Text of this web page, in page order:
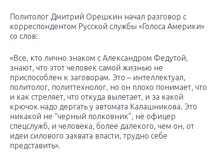
Политолог Дмитрий Орешкин начал разговор с
корреспондентом Русской службы «Голоса Америки»
со слов:
«Все, кто лично знаком с Александром Федутой,
знают, что этот человек самой жизнью не
приспособлен к заговорам. Это – интеллектуал,
политолог, политтехнолог, но он плохо понимает, что
и как стреляет, что откуда вылетает, и за какой
крючок надо дергать у автомата Калашникова. Это
никакой не “черный полковник”, не офицер
спецслужб, и человека, более далекого, чем он, от
идеи силового захвата власти, трудно себе
представить».